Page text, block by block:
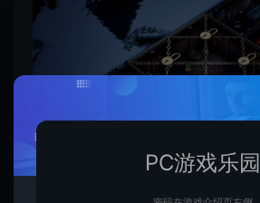
PC游戏乐园